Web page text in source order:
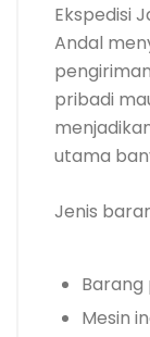
Ekspedisi
Andal
pribadi
utama
Jenis
Mesin